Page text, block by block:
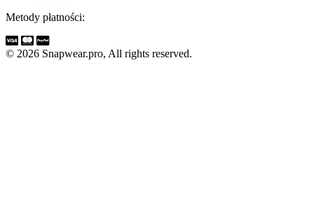
Metody płatności:
© 2026 Snapwear.pro, All rights reserved.